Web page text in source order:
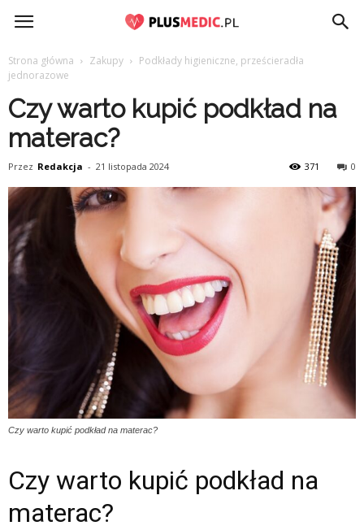
PlusMedic.pl
Strona główna Zakupy
Podkłady higieniczne, prześcieradła
jednorazowe
Czy warto kupić podkład na
materac?
Przez Redakcja - 21 listopada 2024 0
371
Czy warto kupić podkład na materac?
Czy warto kupić podkład na
materac?